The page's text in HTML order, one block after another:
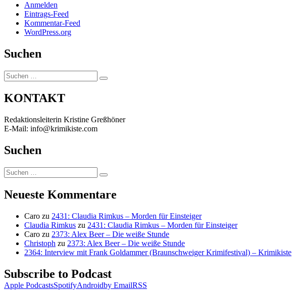
Anmelden
Eintrags-Feed
Kommentar-Feed
WordPress.org
Suchen
Suchen
nach:
Suchen
KONTAKT
Redaktionsleiterin Kristine Greßhöner
E-Mail: info@krimikiste.com
Suchen
Suchen
nach:
Suchen
Neueste Kommentare
Caro zu 2431: Claudia Rimkus – Morden für Einsteiger
Claudia Rimkus zu 2431: Claudia Rimkus – Morden für Einsteiger
Caro zu 2373: Alex Beer – Die weiße Stunde
Christoph zu 2373: Alex Beer – Die weiße Stunde
2364: Interview mit Frank Goldammer (Braunschweiger Krimifestival) – Krimikiste
Subscribe to Podcast
Apple PodcastsSpotifyAndroidby EmailRSS